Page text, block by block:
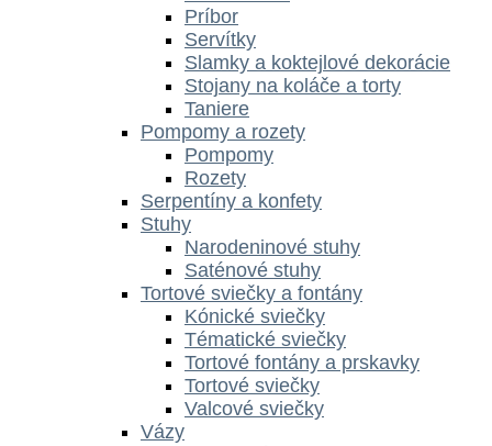
Príbor
Servítky
Slamky a koktejlové dekorácie
Stojany na koláče a torty
Taniere
Pompomy a rozety
Pompomy
Rozety
Serpentíny a konfety
Stuhy
Narodeninové stuhy
Saténové stuhy
Tortové sviečky a fontány
Kónické sviečky
Tématické sviečky
Tortové fontány a prskavky
Tortové sviečky
Valcové sviečky
Vázy